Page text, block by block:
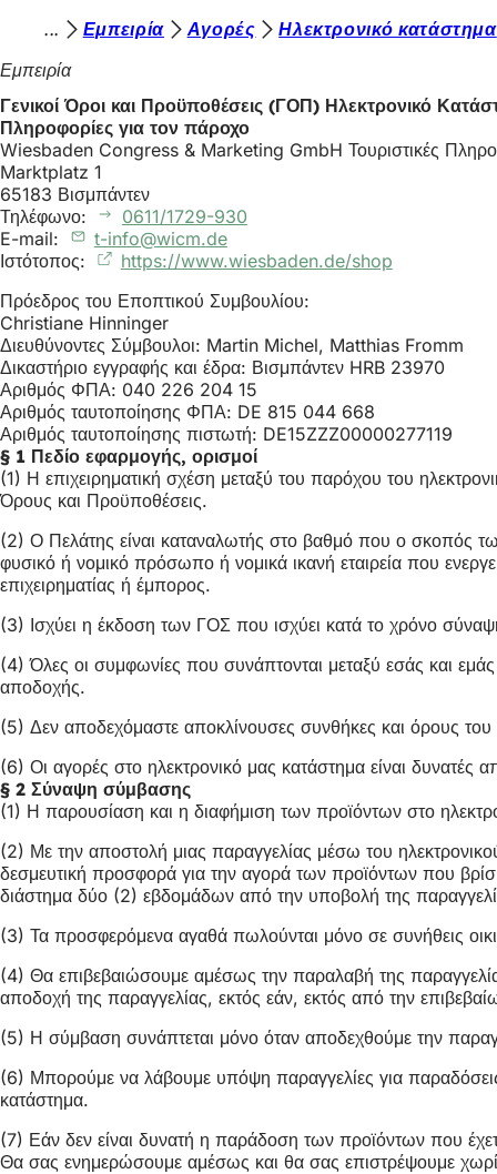
Μετάβαση στο περιεχόμενο
ρ
ί
σ
κ
ε
σ
τ
ε
ε
δ
ώ
:
Εμπειρία Αγορές
Ηλεκτρονικό κατάστημα
Εμπειρία
Γενικοί Όροι και Προϋποθέσεις (ΓΟΠ) Ηλεκτρονικό
Πληροφορίες για τον πάροχο
Wiesbaden Congress & Marketing GmbH Τουριστικές
Marktplatz 1
65183 Βισμπάντεν
Τηλέφωνο:
0611/1729-930
E-mail:
t-info wicm de
Ιστότοπος:
https://www.wiesbaden.de/shop
Πρόεδρος του Εποπτικού Συμβουλίου:
Christiane Hinninger
Διευθύνοντες Σύμβουλοι: Martin Michel, Matthias Fromm
Δικαστήριο εγγραφής και έδρα: Βισμπάντεν HRB 23970
Αριθμός ΦΠΑ: 040 226 204 15
Αριθμός ταυτοποίησης ΦΠΑ: DE 815 044 668
Αριθμός ταυτοποίησης πιστωτή: DE15ZZZ00000277119
§ 1 Πεδίο εφαρμογής, ορισμοί
(1) Η επιχειρηματική σχέση μεταξύ του παρόχου του
Όρους και Προϋποθέσεις.
(2) Ο Πελάτης είναι καταναλωτής στο βαθμό που ο σκοπός
φυσικό ή νομικό πρόσωπο ή νομικά ικανή εταιρεία που
επιχειρηματίας ή έμπορος.
(3) Ισχύει η έκδοση των ΓΟΣ που ισχύει κατά το χρόνο
(4) Όλες οι συμφωνίες που συνάπτονται μεταξύ εσάς και
αποδοχής.
(5) Δεν αποδεχόμαστε αποκλίνουσες συνθήκες και όρους του
(6) Οι αγορές στο ηλεκτρονικό μας κατάστημα είναι δυνατές
§ 2 Σύναψη σύμβασης
(1) Η παρουσίαση και η διαφήμιση των προϊόντων στο
(2) Με την αποστολή μιας παραγγελίας μέσω του
δεσμευτική προσφορά για την αγορά των προϊόντων που
διάστημα δύο (2) εβδομάδων από την υποβολή της
(3) Τα προσφερόμενα αγαθά πωλούνται μόνο σε συνήθεις
(4) Θα επιβεβαιώσουμε αμέσως την παραλαβή της
αποδοχή της παραγγελίας, εκτός εάν, εκτός από την
(5) Η σύμβαση συνάπτεται μόνο όταν αποδεχθούμε την
(6) Μπορούμε να λάβουμε υπόψη παραγγελίες για παραδόσεις
κατάστημα.
(7) Εάν δεν είναι δυνατή η παράδοση των προϊόντων που
Θα σας ενημερώσουμε αμέσως και θα σας επιστρέψουμε